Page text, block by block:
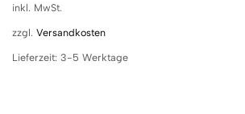
inkl. MwSt.
zzgl. Versandkosten
Lieferzeit: 3-5 Werktage